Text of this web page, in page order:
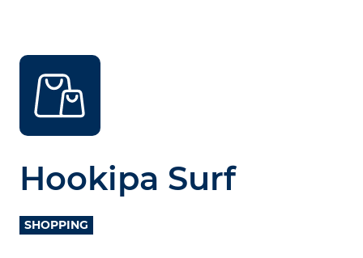
Hookipa Surf
SHOPPING